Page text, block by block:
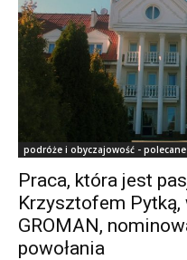
podróże i obyczajowość - polecane
Praca, która jest
Krzysztofem
GROMAN,
powołania